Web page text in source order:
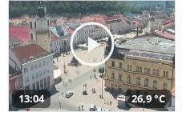
13:04 26,9 °C